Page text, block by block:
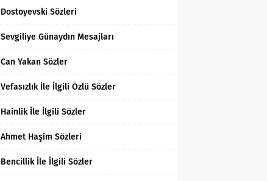
Dostoyevski Sözleri
Sevgiliye Günaydın Mesajları
Can Yakan Sözler
Vefasızlık İle İlgili Özlü Sözler
Hainlik İle İlgili Sözler
Ahmet Haşim Sözleri
Bencillik İle İlgili Sözler